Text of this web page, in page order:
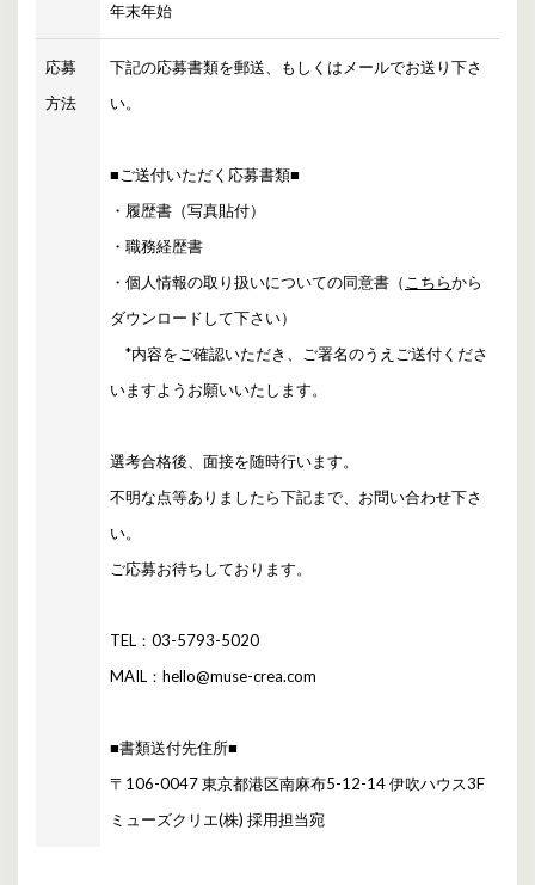
年末年始
応募
方法
下記の応募書類を郵送、もしくはメールでお送り下さ
い。
■ご送付いただく応募書類■
・履歴書（写真貼付）
・職務経歴書
・個人情報の取り扱いについての同意書（こちらから
ダウンロードして下さい）
*内容をご確認いただき、ご署名のうえご送付くださ
いますようお願いいたします。
選考合格後、面接を随時行います。
不明な点等ありましたら下記まで、お問い合わせ下さ
い。
ご応募お待ちしております。
TEL：03-5793-5020
MAIL：hello@muse-crea.com
■書類送付先住所■
〒106-0047 東京都港区南麻布5-12-14 伊吹ハウス3F
ミューズクリエ(株) 採用担当宛